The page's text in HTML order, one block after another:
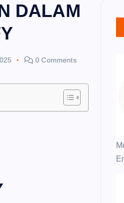
DALAM
0 Comments